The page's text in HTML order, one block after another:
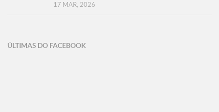
17 MAR, 2026
ÚLTIMAS DO FACEBOOK